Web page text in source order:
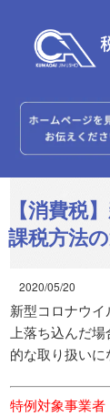
【消費税
課税方法
2020/05/20
新型コロナウ
上落ち込んだ
的な取り扱いに
特例対象事業者